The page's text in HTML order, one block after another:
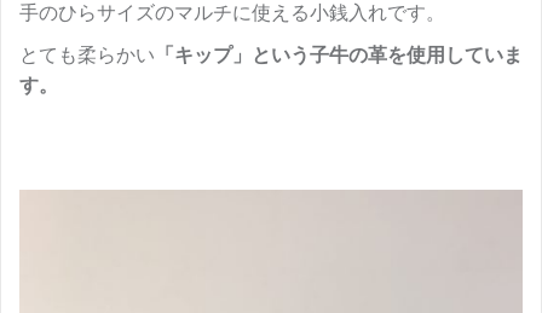
手のひらサイズのマルチに使える小銭入れです。
とても柔らかい 「キップ」という子牛の革を使用していま
す。